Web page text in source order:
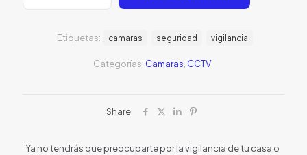
Categorías: Camaras CCTV
Etiquetas: camaras seguridad vigilancia
Share
Ya no tendrás que preocuparte por la vigilancia de tu casa o